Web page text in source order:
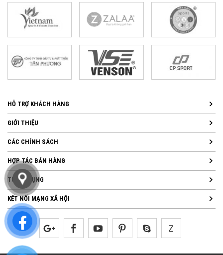
HỖ TRỢ KHÁCH HÀNG
GIỚI THIỆU
CÁC CHÍNH SÁCH
HỢP TÁC BÁN HÀNG
TUYỂN DỤNG
KẾT NỐI MẠNG XÃ HỘI